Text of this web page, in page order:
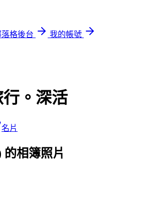
格後台
我的帳號
。深活
名片
的相簿照片